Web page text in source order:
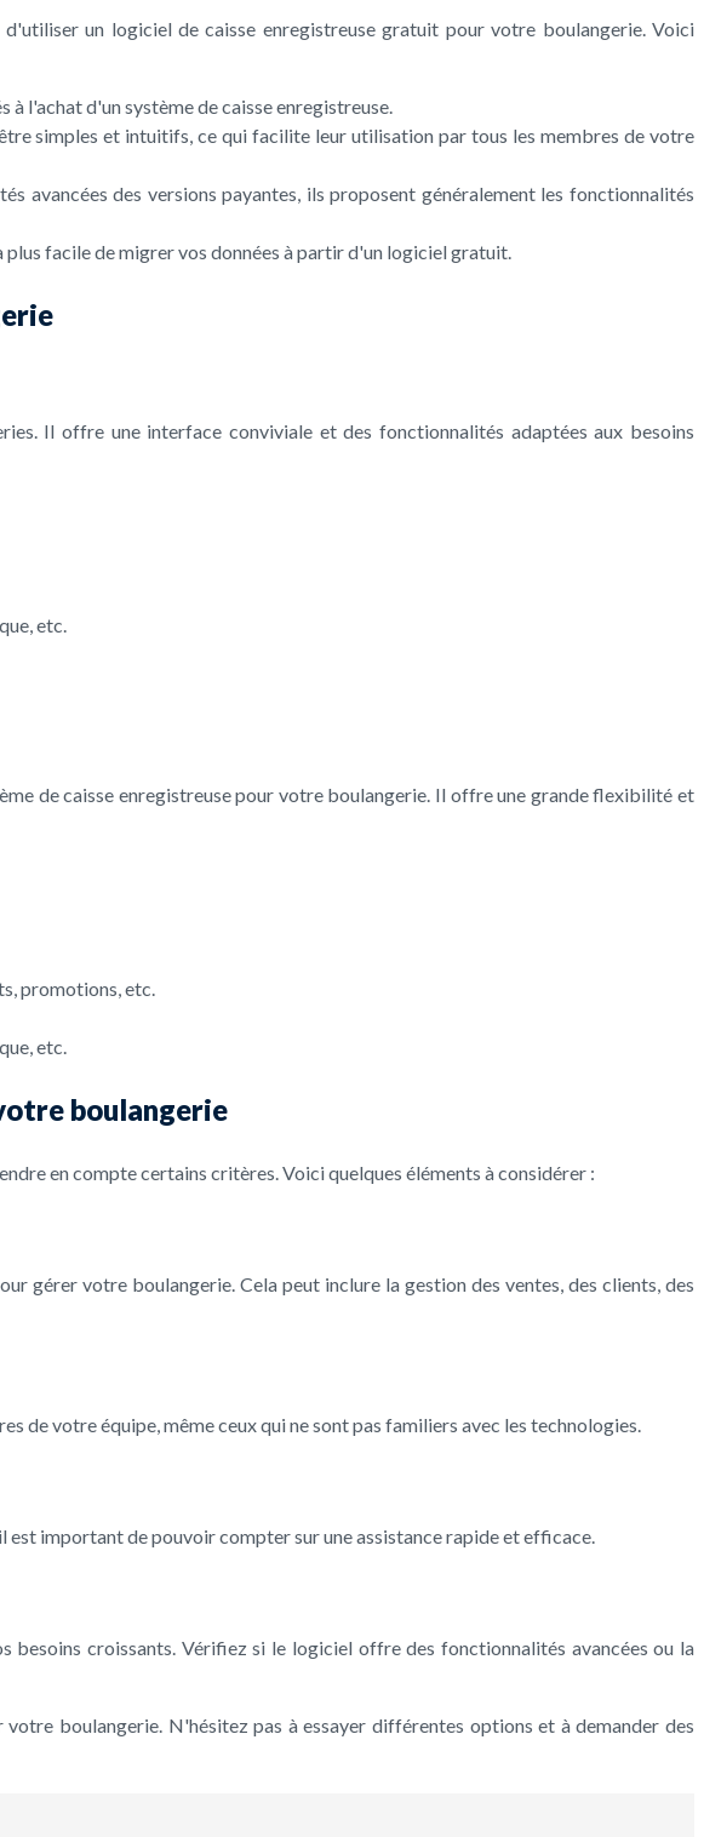
un logiciel de caisse enregistreuse gratuit pour votre boulangerie. Voici
l'achat d'un système de caisse enregistreuse.
simples et intuitifs, ce qui facilite leur utilisation par tous les membres de votre
avancées des versions payantes, ils proposent généralement les fonctionnalités
plus facile de migrer vos données à partir d'un logiciel gratuit.
Il offre une interface conviviale et des fonctionnalités adaptées aux besoins
etc.
de caisse enregistreuse pour votre boulangerie. Il offre une grande flexibilité et
promotions, etc.
etc.
boulangerie
en compte certains critères. Voici quelques éléments à considérer :
gérer votre boulangerie. Cela peut inclure la gestion des ventes, des clients, des
votre équipe, même ceux qui ne sont pas familiers avec les technologies.
important de pouvoir compter sur une assistance rapide et efficace.
croissants. Vérifiez si le logiciel offre des fonctionnalités avancées ou la
boulangerie. N'hésitez pas à essayer différentes options et à demander des